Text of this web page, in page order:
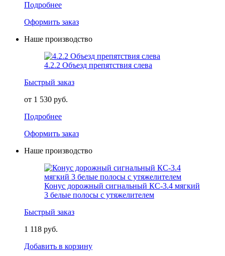
Подробнее
Оформить заказ
Наше производство
4.2.2 Объезд препятствия слева
Быстрый заказ
от 1 530 руб.
Подробнее
Оформить заказ
Наше производство
Конус дорожный сигнальный КС-3.4 мягкий
3 белые полосы с утяжелителем
Быстрый заказ
1 118 руб.
Добавить в корзину